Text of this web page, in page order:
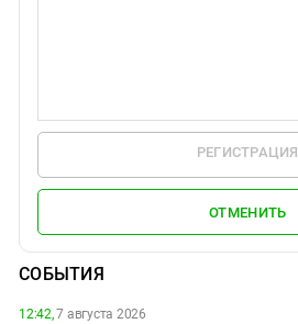
РЕГИСТРАЦИЯ
ОТМЕНИТЬ
СОБЫТИЯ
12:42,7 августа 2026